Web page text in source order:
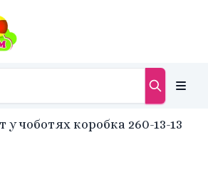
у чоботях коробка 260-13-13